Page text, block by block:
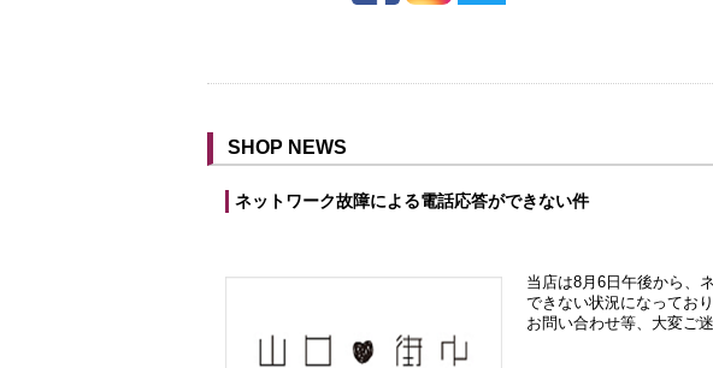
予約可
SHOP NEWS
ネットワーク故障による電話応答ができない件
当店は8月6日午後から、
できない状況になっており
お問い合わせ等、大変ご